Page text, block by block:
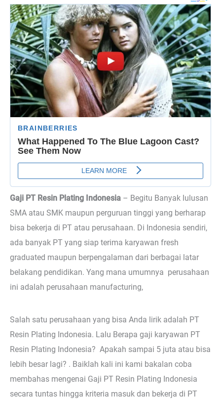
Gaji PT Resin Plating Indonesia – Begitu Banyak lulusan
SMA atau SMK maupun perguruan tinggi yang berharap
bisa bekerja di PT atau perusahaan. Di Indonesia sendiri,
ada banyak PT yang siap terima karyawan fresh
graduated maupun berpengalaman dari berbagai latar
belakang pendidikan. Yang mana umumnya perusahaan
ini adalah perusahaan manufacturing,
Salah satu perusahaan yang bisa Anda lirik adalah PT
Resin Plating Indonesia. Lalu Berapa gaji karyawan PT
Resin Plating Indonesia? Apakah sampai 5 juta atau bisa
lebih besar lagi? . Baiklah kali ini kami bakalan coba
membahas mengenai Gaji PT Resin Plating Indonesia
secara tuntas hingga kriteria masuk dan bekerja di PT